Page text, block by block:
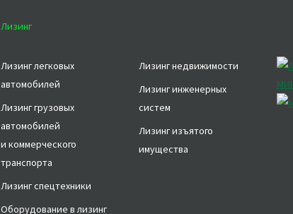
Лизинг
Лизинг легковых
автомобилей
Лизинг грузовых
автомобилей
и коммерческого
транспорта
Лизинг спецтехники
Оборудование в лизинг
Лизинг недвижимости
Лизинг инженерных
систем
Лизинг изъятого
имущества